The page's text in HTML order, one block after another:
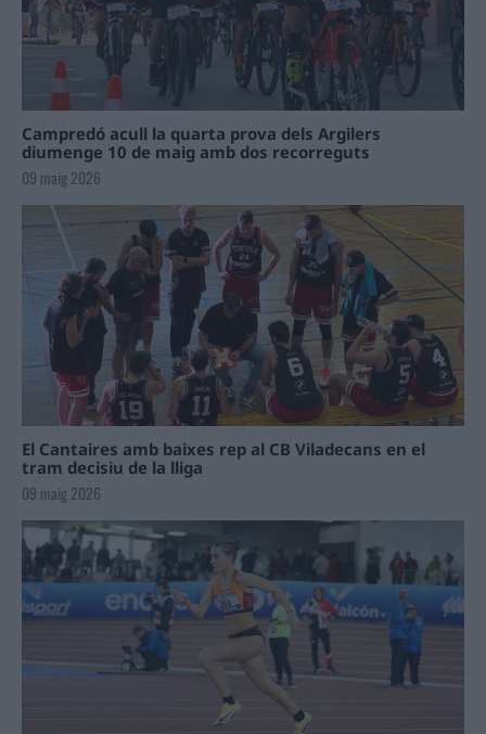
Campredó acull la quarta prova dels Argilers
diumenge 10 de maig amb dos recorreguts
09 maig 2026
El Cantaires amb baixes rep al CB Viladecans en el
tram decisiu de la lliga
09 maig 2026